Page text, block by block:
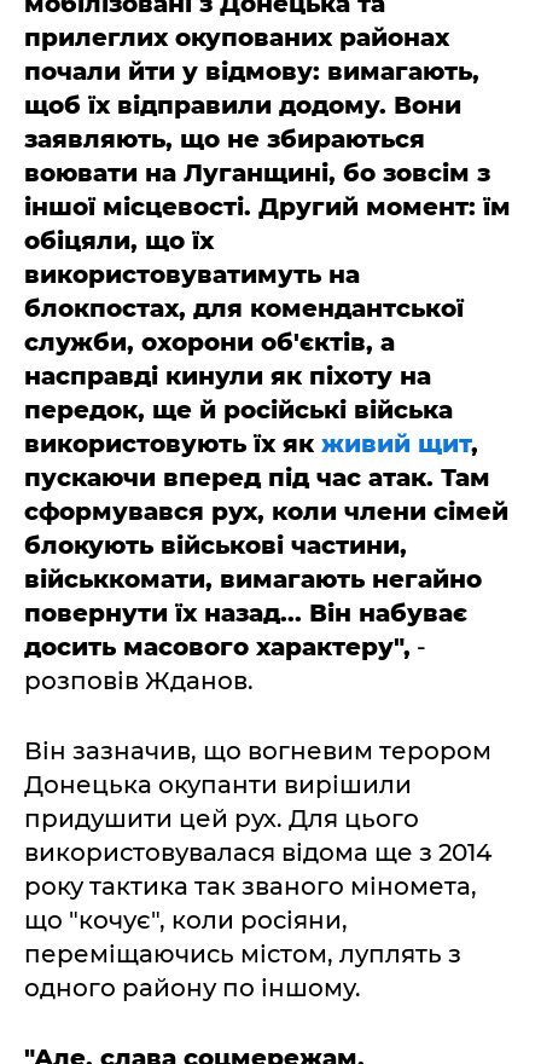
прилеглих окупованих районах
почали йти у відмову: вимагають,
щоб їх відправили додому. Вони
заявляють, що не збираються
воювати на Луганщині, бо зовсім з
іншої місцевості. Другий момент: їм
обіцяли, що їх
використовуватимуть на
блокпостах, для комендантської
служби, охорони об'єктів, а
насправді кинули як піхоту на
передок, ще й російські війська
використовують їх як живий щит,
пускаючи вперед під час атак. Там
сформувався рух, коли члени сімей
блокують військові частини,
військкомати, вимагають негайно
повернути їх назад... Він набуває
досить масового характеру", -
розповів Жданов.
Він зазначив, що вогневим терором
Донецька окупанти вирішили
придушити цей рух. Для цього
використовувалася відома ще з 2014
року тактика так званого міномета,
що "кочує", коли росіяни,
переміщаючись містом, луплять з
одного району по іншому.
"Але, слава соцмережам,